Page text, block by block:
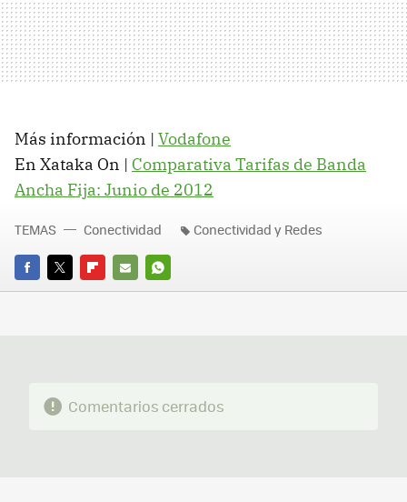
Más información | Vodafone
En Xataka On | Comparativa Tarifas de Banda
Ancha Fija: Junio de 2012
FACEBOOK
TWITTERFLIPBOARD
E-
WHATSAPP
TEMAS Conectividad Conectividad y Redes
Comentarios cerrados